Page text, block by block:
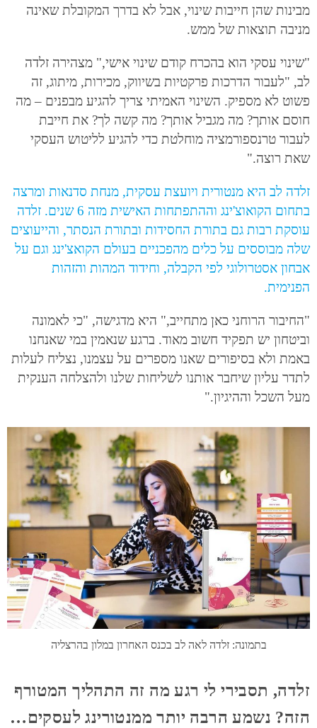
מבינות שהן חייבות שינוי, אבל לא בדרך המקובלת שאינה
מניבה תוצאות של ממש.
"שינוי עסקי הוא בהכרח קודם שינוי אישי," מצהירה זלדה
לב, "לעבור הדרכות פרקטיות בשיווק, מכירות, מיתוג, זה
פשוט לא מספיק. השינוי האמיתי צריך להגיע מבפנים – מה
חוסם אותך? מה מגביל אותך? מה קשה לך? את חייבת
לעבור טרנספורמציה מוחלטת כדי להגיע לליטוש העסקי
שאת רוצה."
זלדה לב היא מנטורית ויועצת עסקית, מנחת סדנאות ומרצה
בתחום הקואוצ'ינג וההתפתחות האישית מזה 6 שנים. זלדה
עוסקת רבות גם בתורת החסידות ובתורת הנסתר, והייעוצים
שלה מבוססים על כלים מהפכניים בעולם הקואצ'ינג וגם על
אבחון אסטרולוגי לפי הקבלה, וחידוד המהות והזהות
הפנימית.
"החיבור הרוחני כאן מתחייב," היא מדגישה, "כי לאמונה
וביטחון יש תפקיד חשוב מאוד. ברגע שנאמין במי שאנחנו
באמת ולא בסיפורים שאנו מספרים על עצמנו, נצליח לעלות
לתדר עליון שיחבר אותנו לשליחות שלנו ולהצלחה הענקית
מעל השכל וההיגיון."
בתמונה: זלדה לאה לב בכנס האחרון במלון בהרצליה
זלדה, תסבירי לי רגע מה זה התהליך המטורף
הזה? נשמע הרבה יותר ממנטורינג לעסקים…